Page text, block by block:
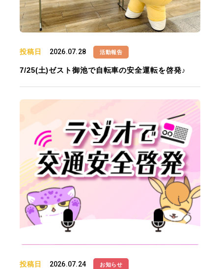
投稿日 2026.07.28 活動報告
7/25(土)ゼスト御池で自転車の安全運転を啓発♪
投稿日 2026.07.24 お知らせ